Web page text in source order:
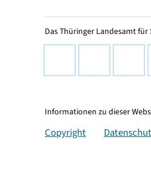
Das Thüringer Landesamt
Informationen zu dieser
Copyright